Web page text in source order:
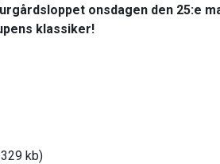
onsdagen den 25:e
klassiker!
kb)